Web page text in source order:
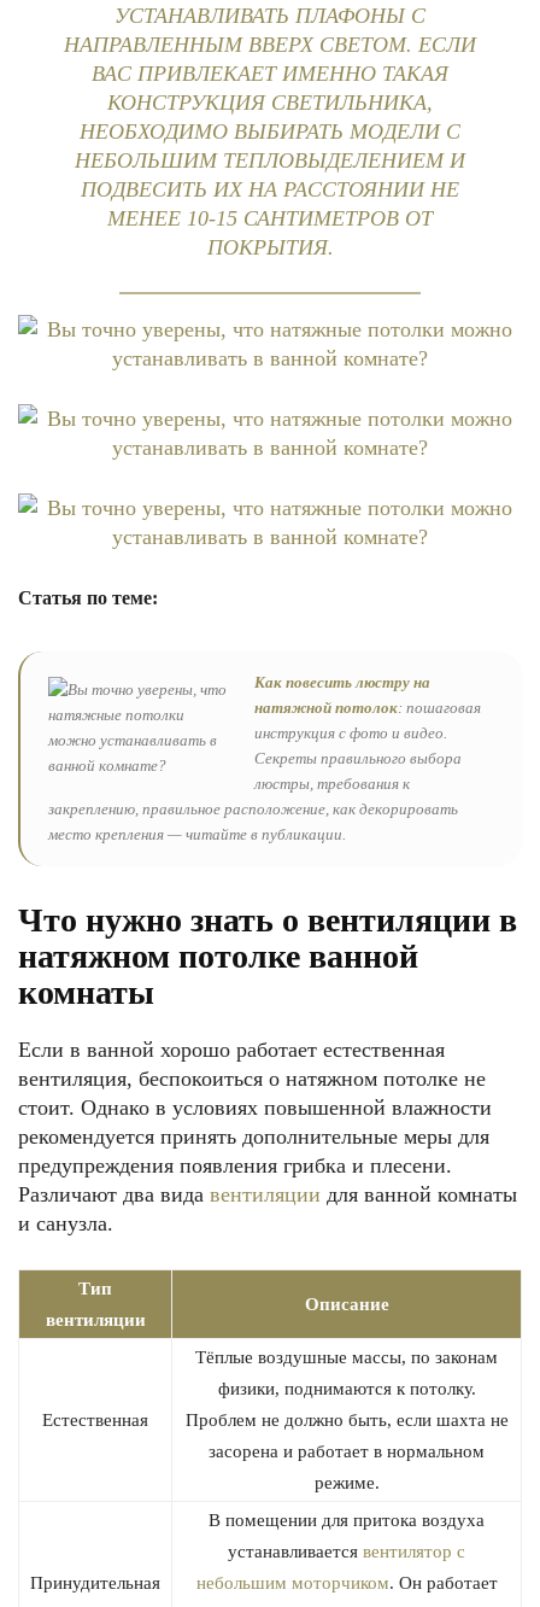
УСТАНАВЛИВАТЬ ПЛАФОНЫ С
НАПРАВЛЕННЫМ ВВЕРХ СВЕТОМ. ЕСЛИ
ВАС ПРИВЛЕКАЕТ ИМЕННО ТАКАЯ
КОНСТРУКЦИЯ СВЕТИЛЬНИКА,
НЕОБХОДИМО ВЫБИРАТЬ МОДЕЛИ С
НЕБОЛЬШИМ ТЕПЛОВЫДЕЛЕНИЕМ И
ПОДВЕСИТЬ ИХ НА РАССТОЯНИИ НЕ
МЕНЕЕ 10-15 САНТИМЕТРОВ ОТ
ПОКРЫТИЯ.
Статья по теме:
Как повесить люстру на
натяжной потолок: пошаговая
инструкция с фото и видео.
Секреты правильного выбора
люстры, требования к
закреплению, правильное расположение, как декорировать
место крепления — читайте в публикации.
Что нужно знать о вентиляции в
натяжном потолке ванной
комнаты
Если в ванной хорошо работает естественная
вентиляция, беспокоиться о натяжном потолке не
стоит. Однако в условиях повышенной влажности
рекомендуется принять дополнительные меры для
предупреждения появления грибка и плесени.
Различают два вида вентиляции для ванной комнаты
и санузла.
Тип
вентиляции
Описание
Естественная
Тёплые воздушные массы, по законам
физики, поднимаются к потолку.
Проблем не должно быть, если шахта не
засорена и работает в нормальном
режиме.
Принудительная
В помещении для притока воздуха
устанавливается вентилятор с
небольшим моторчиком. Он работает